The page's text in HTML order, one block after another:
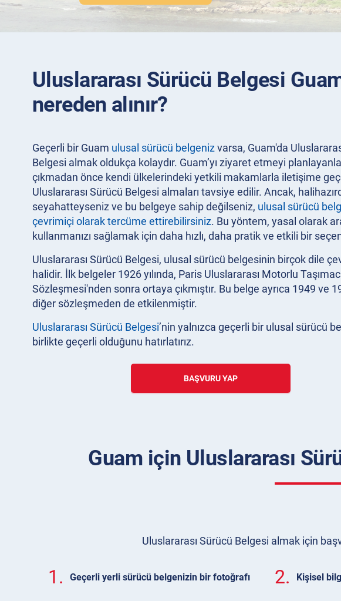
Uluslararası Sürücü Belgesi
nereden alınır?
Geçerli bir Guam ulusal sürücü belgenizvarsa, Guam'da
Belgesi almak oldukça kolaydır. Guam’yı ziyaret etmeyi
çıkmadan önce kendi ülkelerindeki yetkili makamlarla iletişime
Uluslararası Sürücü Belgesi almaları tavsiye edilir. Ancak,
seyahatteyseniz ve bu belgeye sahip değilseniz, ulusal sürücü
çevrimiçi olarak tercüme ettirebilirsiniz. Bu yöntem, yasal olarak
kullanmanızı sağlamak için daha hızlı, daha pratik ve etkili bir
Uluslararası Sürücü Belgesi, ulusal sürücü belgesinin birçok dile
halidir. İlk belgeler 1926 yılında, Paris Uluslararası Motorlu
Sözleşmesi'nden sonra ortaya çıkmıştır. Bu belge ayrıca 1949 ve
diğer sözleşmeden de etkilenmiştir.
Uluslararası Sürücü Belgesi’nin yalnızca geçerli bir ulusal sürücü
birlikte geçerli olduğunu hatırlatırız.
BAŞVURU YAP
Guam için Uluslararası
Uluslararası Sürücü Belgesi almak için
1. Geçerli yerli sürücü belgenizin bir fotoğrafı 2. Kişisel